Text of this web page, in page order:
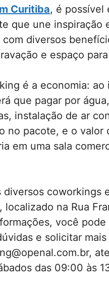
Curitiba, é possível
que une inspiração
diversos
e espaço
é a economia:
que pagar por
instalação de ar
no pacote, e o valor
em uma sala
coworkings
na Rua
você
e solicitar
das 09:00 às